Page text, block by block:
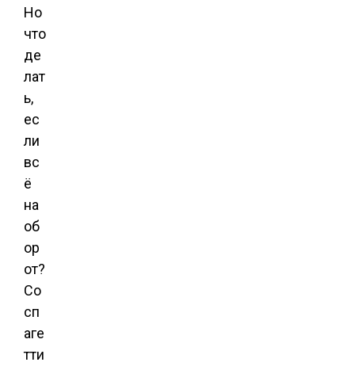
Но
что
де
лат
ь,
ес
ли
вс
ё
на
об
ор
от?
Со
сп
аге
тти